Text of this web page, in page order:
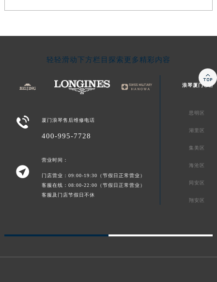
轻轻滑动下方栏目探索更多精彩内容
 厦门浪琴售后维修电话
400-995-7728

营业时间：
门店营业：09:00-19:30（节假日正常营业）
客服在线：08:00-22:00（节假日正常营业）
客服及门店节假日不休
浪琴厦门市区
思明区
湖里区
集美区
海沧区
同安区
翔安区
